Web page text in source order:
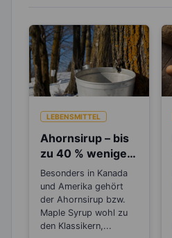
LEBENSMITTEL
Ahornsirup – bis
zu 40 % weniger
Kalorien als
Zucker
Besonders in Kanada
und Amerika gehört
der Ahornsirup bzw.
Maple Syrup wohl zu
den Klassikern,...